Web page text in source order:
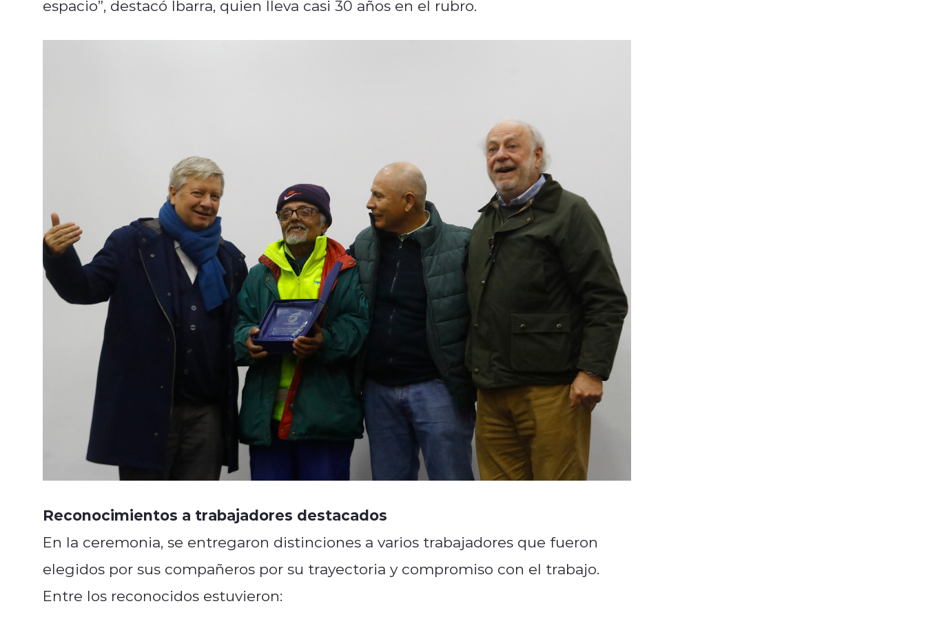
espacio”, destacó Ibarra, quien lleva casi 30 años en el rubro.
Reconocimientos a trabajadores destacados
En la ceremonia, se entregaron distinciones a varios trabajadores que fueron
elegidos por sus compañeros por su trayectoria y compromiso con el trabajo.
Entre los reconocidos estuvieron: